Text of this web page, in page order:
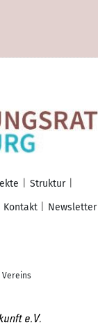
Struktur
Kontakt Newsletter
Vereins